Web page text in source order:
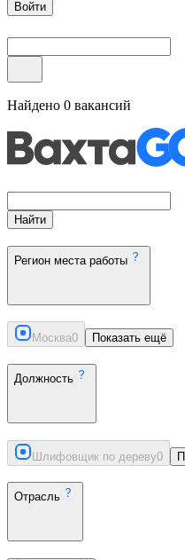
Войти
Найдено 0 вакансий
Найти
Регион места работы
Москва0 Показать ещё
Должность
Шлифовщик по дереву0
Отрасль